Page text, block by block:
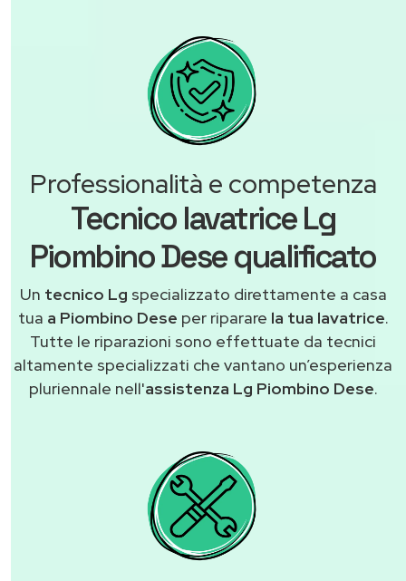
Professionalità e competenza
Tecnico lavatrice Lg
Piombino Dese qualificato
Un tecnico Lg specializzato direttamente a casa
tua a Piombino Dese per riparare la tua lavatrice.
Tutte le riparazioni sono effettuate da tecnici
altamente specializzati che vantano un’esperienza
pluriennale nell'assistenza Lg Piombino Dese.